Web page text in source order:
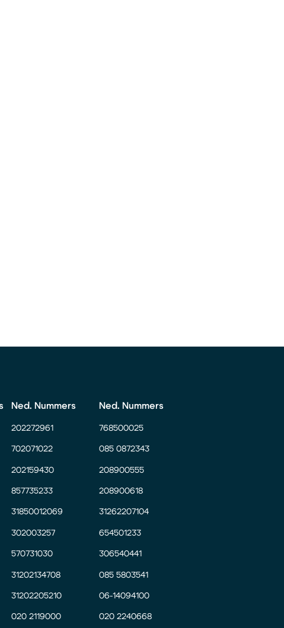
Ned. Nummers
202272961
702071022
202159430
857735233
31850012069
302003257
570731030
31202134708
31202205210
020 2119000
Ned. Nummers
768500025
085 0872343
208900555
208900618
31262207104
654501233
306540441
085 5803541
06-14094100
020 2240668